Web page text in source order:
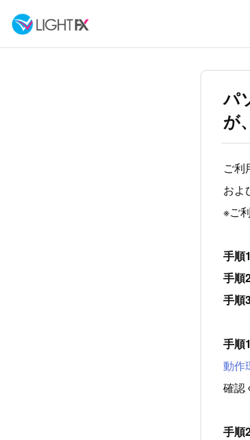
パ
が
ご利
およ
※ご
手順
手順
手順
手順
動作
確認
手順